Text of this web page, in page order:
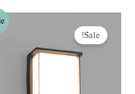
Sale!
המקורי
היה:
₪1,400.00.
₪650.00.